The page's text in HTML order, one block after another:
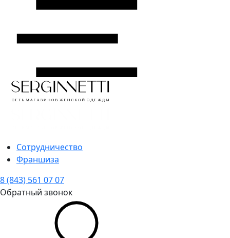
Сотрудничество
Франшиза
8 (843) 561 07 07
Обратный звонок